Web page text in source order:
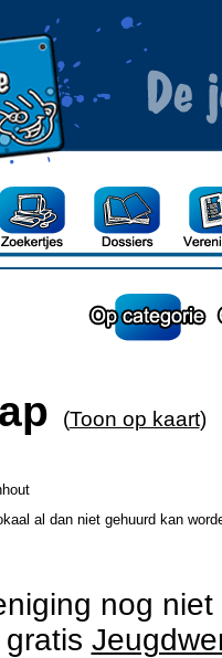
(Toon op kaart)
al dan niet gehuurd kan
nog